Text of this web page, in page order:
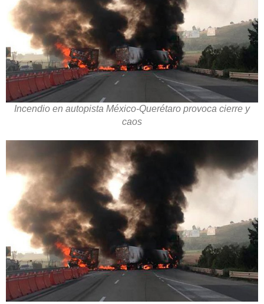
Incendio en autopista México-Querétaro provoca cierre y
caos